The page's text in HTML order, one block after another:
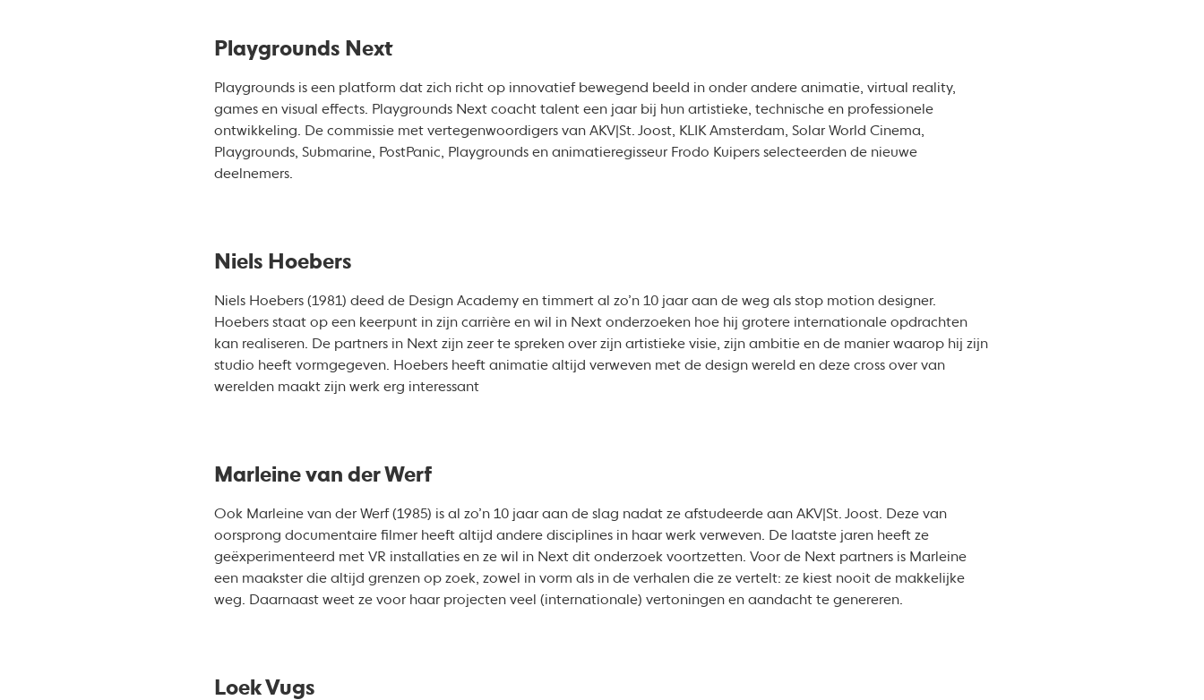
Playgrounds Next
Playgrounds is een platform dat zich richt op innovatief bewegend beeld in onder andere animatie, virtual reality,
games en visual effects. Playgrounds Next coacht talent een jaar bij hun artistieke, technische en professionele
ontwikkeling. De commissie met vertegenwoordigers van AKV|St. Joost, KLIK Amsterdam, Solar World Cinema,
Playgrounds, Submarine, PostPanic, Playgrounds en animatieregisseur Frodo Kuipers selecteerden de nieuwe
deelnemers.
Niels Hoebers
Niels Hoebers (1981) deed de Design Academy en timmert al zo’n 10 jaar aan de weg als stop motion designer.
Hoebers staat op een keerpunt in zijn carrière en wil in Next onderzoeken hoe hij grotere internationale opdrachten
kan realiseren. De partners in Next zijn zeer te spreken over zijn artistieke visie, zijn ambitie en de manier waarop hij zijn
studio heeft vormgegeven. Hoebers heeft animatie altijd verweven met de design wereld en deze cross over van
werelden maakt zijn werk erg interessant
Marleine van der Werf
Ook Marleine van der Werf (1985) is al zo’n 10 jaar aan de slag nadat ze afstudeerde aan AKV|St. Joost. Deze van
oorsprong documentaire filmer heeft altijd andere disciplines in haar werk verweven. De laatste jaren heeft ze
geëxperimenteerd met VR installaties en ze wil in Next dit onderzoek voortzetten. Voor de Next partners is Marleine
een maakster die altijd grenzen op zoek, zowel in vorm als in de verhalen die ze vertelt: ze kiest nooit de makkelijke
weg. Daarnaast weet ze voor haar projecten veel (internationale) vertoningen en aandacht te genereren.
Loek Vugs